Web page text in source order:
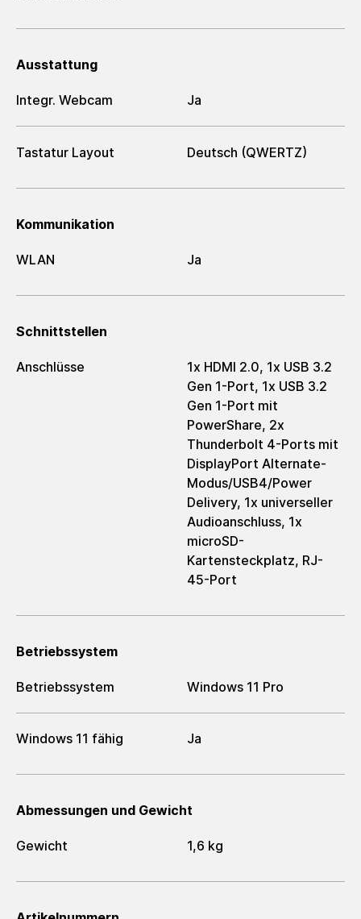
Ausstattung
Integr. Webcam Ja
Tastatur Layout Deutsch (QWERTZ)
Kommunikation
WLAN Ja
Schnittstellen
Anschlüsse
1x HDMI 2.0, 1x USB 3.2
Gen 1-Port, 1x USB 3.2
Gen 1-Port mit
PowerShare, 2x
Thunderbolt 4-Ports mit
DisplayPort Alternate-
Modus/USB4/Power
Delivery, 1x universeller
Audioanschluss, 1x
microSD-
Kartensteckplatz, RJ-
45-Port
Betriebssystem
Betriebssystem Windows 11 Pro
Windows 11 fähig Ja
Abmessungen und Gewicht
Gewicht 1,6 kg